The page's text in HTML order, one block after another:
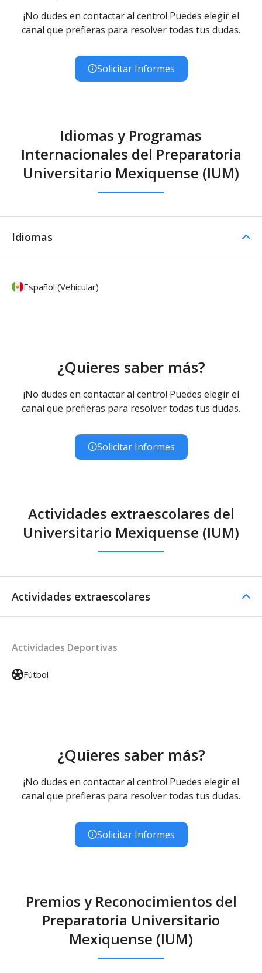
¡No dudes en contactar al centro! Puedes elegir el
canal que prefieras para resolver todas tus dudas.
Solicitar Informes
Idiomas y Programas
Internacionales del Preparatoria
Universitario Mexiquense (IUM)
Idiomas
Español (Vehicular)
¿Quieres saber más?
¡No dudes en contactar al centro! Puedes elegir el
canal que prefieras para resolver todas tus dudas.
Solicitar Informes
Actividades extraescolares del
Universitario Mexiquense (IUM)
Actividades extraescolares
Actividades Deportivas
Fútbol
¿Quieres saber más?
¡No dudes en contactar al centro! Puedes elegir el
canal que prefieras para resolver todas tus dudas.
Solicitar Informes
Premios y Reconocimientos del
Preparatoria Universitario
Mexiquense (IUM)